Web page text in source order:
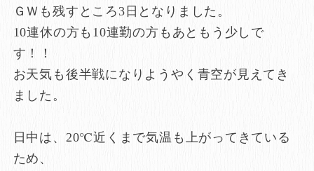
ＧＷも残すところ3日となりました。
10連休の方も10連勤の方もあともう少しで
す！！
お天気も後半戦になりようやく青空が見えてき
ました。
日中は、20℃近くまで気温も上がってきている
ため、